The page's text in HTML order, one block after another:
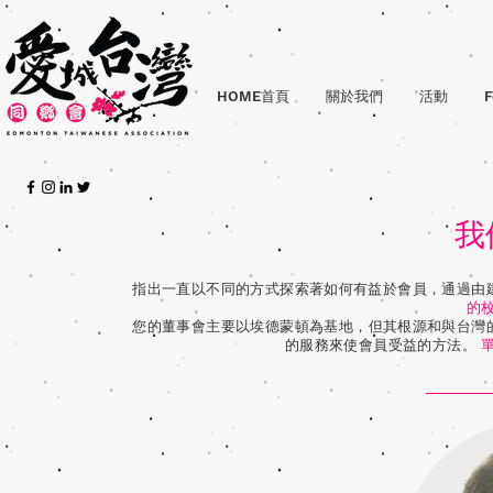
HOME首頁 關於我們 活動
指出一直以不同的方式探索著如何有益於會員，通過
的
您的董事會主要以埃德蒙頓為基地，但其根源和與台
的服務來使會員受益的方法。